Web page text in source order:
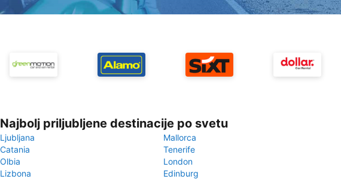
Najbolj priljubljene destinacije po svetu
Ljubljana
Mallorca
Catania
Tenerife
Olbia
London
Lizbona
Edinburg